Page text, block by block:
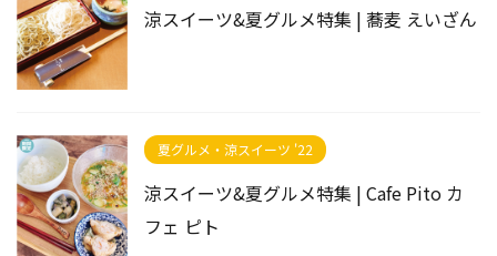
涼スイーツ&夏グルメ特集 | 蕎麦 えいざん
夏グルメ・涼スイーツ '22
涼スイーツ&夏グルメ特集 | Cafe Pito カ
フェ ピト